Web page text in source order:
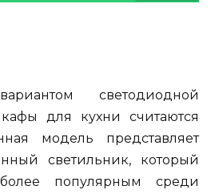
светодиодной
для кухни считаются
модель представляет
светильник, который
популярным среди